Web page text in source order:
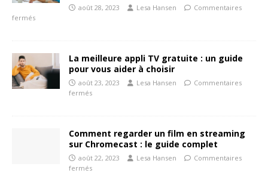
août 28, 2023 Lesa Hansen
Commentaires
fermés
La meilleure appli TV gratuite : un guide
pour vous aider à choisir
août 23, 2023 Lesa Hansen
Commentaires
fermés
Comment regarder un film en streaming
sur Chromecast : le guide complet
août 22, 2023 Lesa Hansen
Commentaires
fermés